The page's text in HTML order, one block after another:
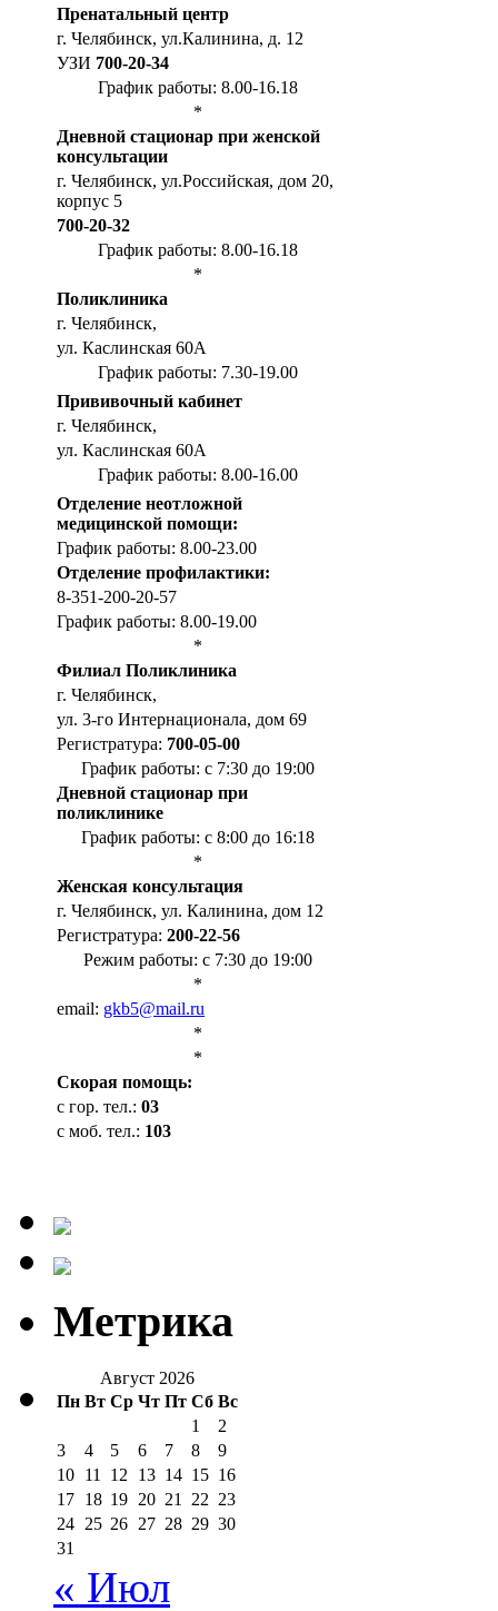
Пренатальный центр
г. Челябинск, ул.Калинина, д. 12
УЗИ 700-20-34
График работы: 8.00-16.18
*
Дневной стационар при женской
консультации
г. Челябинск, ул.Российская, дом 20,
корпус 5
700-20-32
График работы: 8.00-16.18
*
Поликлиника
г. Челябинск,
ул. Каслинская 60А
График работы: 7.30-19.00
Прививочный кабинет
г. Челябинск,
ул. Каслинская 60А
График работы: 8.00-16.00
Отделение неотложной
медицинской помощи:
График работы: 8.00-23.00
Отделение профилактики:
8-351-200-20-57
График работы: 8.00-19.00
*
Филиал Поликлиника
г. Челябинск,
ул. 3-го Интернационала, дом 69
Регистратура: 700-05-00
График работы: с 7:30 до 19:00
Дневной стационар при
поликлинике
График работы: с 8:00 до 16:18
*
Женская консультация
г. Челябинск, ул. Калинина, дом 12
Регистратура: 200-22-56
Режим работы: с 7:30 до 19:00
*
email: gkb5@mail.ru
*
*
Cкорая помощь:
с гор. тел.: 03
с моб. тел.: 103
Метрика
Август 2026
Пн Вт Ср Чт Пт Сб Вс
1
2
3
4 5 6 7 8
9
10 11 12 13 14 15 16
17 18 19 20 21 22 23
24 25 26 27 28 29 30
31
« Июл